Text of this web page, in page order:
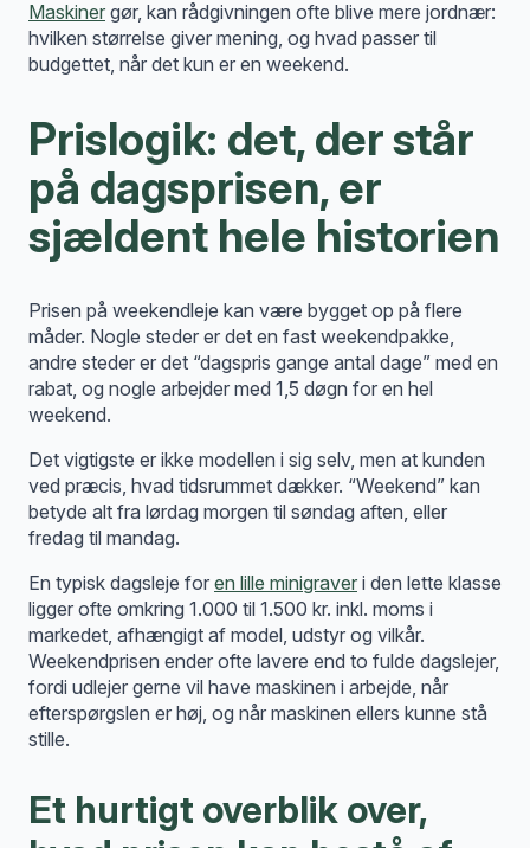
Maskiner gør, kan rådgivningen ofte blive mere jordnær:
hvilken størrelse giver mening, og hvad passer til
budgettet, når det kun er en weekend.
Prislogik: det, der står
på dagsprisen, er
sjældent hele historien
Prisen på weekendleje kan være bygget op på flere
måder. Nogle steder er det en fast weekendpakke,
andre steder er det “dagspris gange antal dage” med en
rabat, og nogle arbejder med 1,5 døgn for en hel
weekend.
Det vigtigste er ikke modellen i sig selv, men at kunden
ved præcis, hvad tidsrummet dækker. “Weekend” kan
betyde alt fra lørdag morgen til søndag aften, eller
fredag til mandag.
En typisk dagsleje for en lille minigraver i den lette klasse
ligger ofte omkring 1.000 til 1.500 kr. inkl. moms i
markedet, afhængigt af model, udstyr og vilkår.
Weekendprisen ender ofte lavere end to fulde dagslejer,
fordi udlejer gerne vil have maskinen i arbejde, når
efterspørgslen er høj, og når maskinen ellers kunne stå
stille.
Et hurtigt overblik over,